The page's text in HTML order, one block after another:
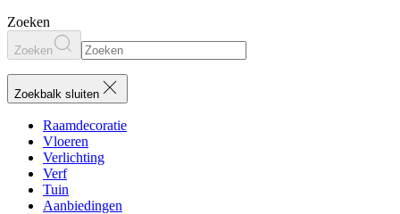
Zoeken
Zoeken
Zoekbalk sluiten
Raamdecoratie
Vloeren
Verlichting
Verf
Tuin
Aanbiedingen